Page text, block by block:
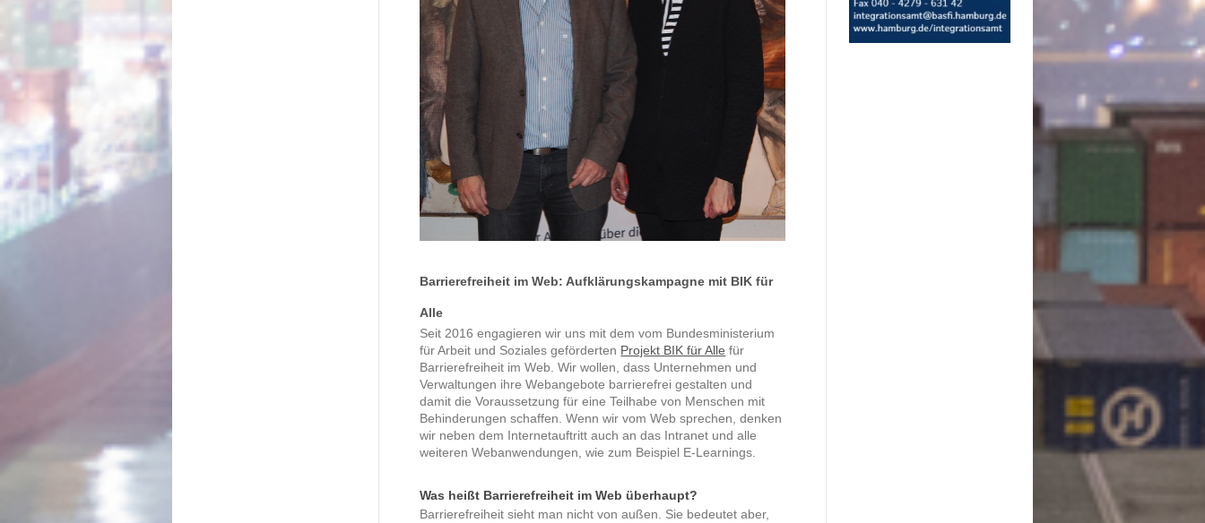
Barrierefreiheit im Web: Aufklärungskampagne mit BIK für
Alle
Seit 2016 engagieren wir uns mit dem vom Bundesministerium
für Arbeit und Soziales geförderten Projekt BIK für Alle für
Barrierefreiheit im Web. Wir wollen, dass Unternehmen und
Verwaltungen ihre Webangebote barrierefrei gestalten und
damit die Voraussetzung für eine Teilhabe von Menschen mit
Behinderungen schaffen. Wenn wir vom Web sprechen, denken
wir neben dem Internetauftritt auch an das Intranet und alle
weiteren Webanwendungen, wie zum Beispiel E-Learnings.
Was heißt Barrierefreiheit im Web überhaupt?
Barrierefreiheit sieht man nicht von außen. Sie bedeutet aber,